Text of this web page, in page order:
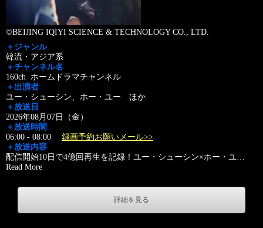
©BEIJING IQIYI SCIENCE & TECHNOLOGY CO., LTD.
＋ジャンル
韓流・アジア系
＋チャンネル名
160ch ホームドラマチャンネル
＋出演者
ユー・シューシン、ホー・ユー ほか
＋放送日
2026年08月07日（金）
＋放送時間
06:00 - 08:00 録画予約お願いメール>>
＋放送内容
配信開始10日で4億回再生を記録！ユー・シューシン×ホー・ユ…
Read More
詳細を見る